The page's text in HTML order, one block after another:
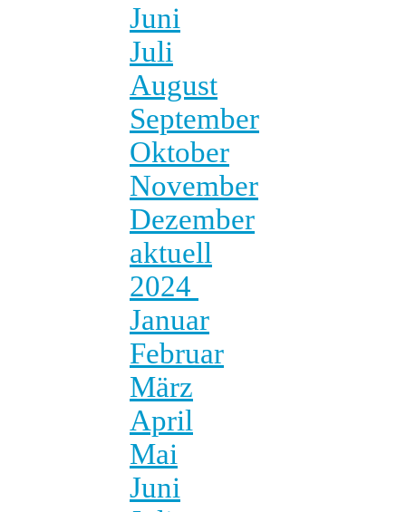
Juni
Juli
August
September
Oktober
November
Dezember
aktuell
2024
Januar
Februar
März
April
Mai
Juni